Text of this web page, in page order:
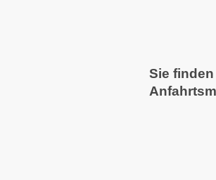
Sie